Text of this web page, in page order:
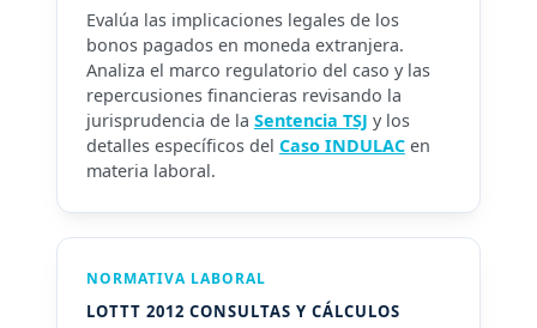
Evalúa las implicaciones legales de los
bonos pagados en moneda extranjera.
Analiza el marco regulatorio del caso y las
repercusiones financieras revisando la
jurisprudencia de la Sentencia TSJ y los
detalles específicos del Caso INDULACen
materia laboral.
NORMATIVA LABORAL
LOTTT 2012 CONSULTAS Y CÁLCULOS